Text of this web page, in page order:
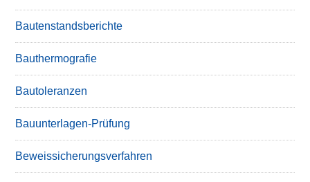
Bautenstandsberichte
Bauthermografie
Bautoleranzen
Bauunterlagen-Prüfung
Beweissicherungsverfahren